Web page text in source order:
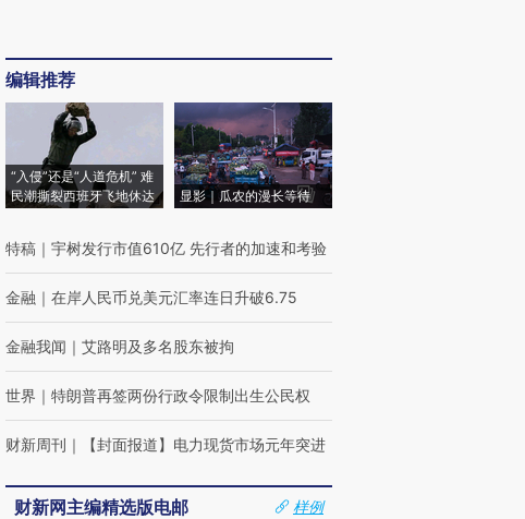
编辑推荐
“入侵”还是“人道危机” 难
民潮撕裂西班牙飞地休达
显影｜瓜农的漫长等待
特稿 ｜ 宇树发行市值610亿 先行者的加速和考验
金融 ｜ 在岸人民币兑美元汇率连日升破6.75
金融我闻 ｜ 艾路明及多名股东被拘
世界 ｜ 特朗普再签两份行政令限制出生公民权
财新周刊 ｜ 【封面报道】电力现货市场元年突进
财新网主编精选版电邮
样例